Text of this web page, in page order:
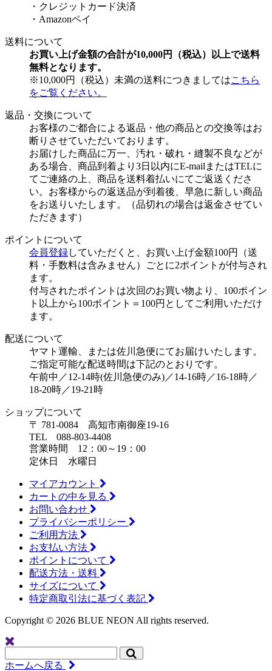
・クレジットカード決済
・Amazonペイ
送料について
お買い上げ金額の合計が10,000円（税込）以上で送料
無料となります。
※10,000円（税込）未満の送料につきましてはこちら
をご覧ください。
返品・交換について
お客様のご都合による返品・他の商品との交換等はお
断りさせていただいております。
お届けした商品に万一、汚れ・破れ・縫製不良などが
ある場合、商品到着より3日以内にE-mailまたはTELに
てご連絡の上、商品を送料着払いにてご返送くださ
い。お客様からの返送品が到着後、早急に新しい商品
をお送りいたします。（品切れの場合は返金させてい
ただきます）
ポイントについて
会員登録していただくと、お買い上げ金額100円（送
料・手数料は含みません）ごとに2ポイントが付与され
ます。
付与されたポイントは次回のお買い物より、100ポイン
ト以上から100ポイント＝100円としてご利用いただけ
ます。
配送について
ヤマト運輸、または佐川急便にてお届けいたします。
ご指定可能な配送時間は下記のとおりです。
午前中／12-14時(佐川急便のみ)／14-16時／16-18時／
18-20時／19-21時
ショップについて
〒 781-0084 高知市南御座19-16
TEL 088-803-4408
営業時間 12：00～19：00
定休日 水曜日
マイアカウント
カートの中を見る
お問い合わせ
プライバシーポリシー
ご利用方法
お支払い方法
ポイントについて
配送方法・送料
サイズについて
特定商取引法に基づく表記
Copyright © 2026 BLUE NEON All rights reserved.
ホームへ戻る